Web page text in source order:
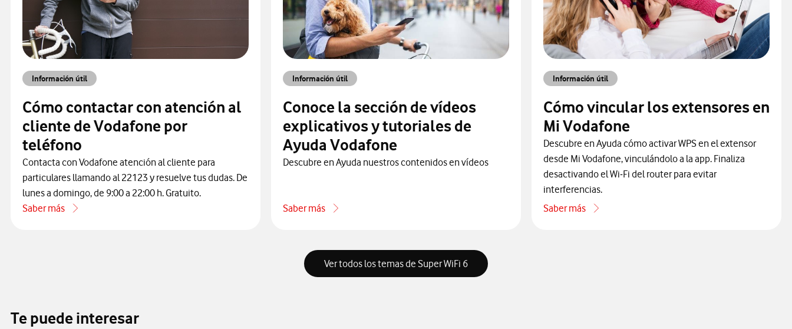
Información útil
Cómo contactar con atención al
cliente de Vodafone por
teléfono
Contacta con Vodafone atención al cliente para
particulares llamando al 22123 y resuelve tus dudas. De
lunes a domingo, de 9:00 a 22:00 h. Gratuito.
Saber más
acerca de Cómo contactar con atención al cliente de Vodafone por teléfono
Información útil
Conoce la sección de vídeos
explicativos y tutoriales de
Ayuda Vodafone
Descubre en Ayuda nuestros contenidos en vídeos
Saber más
acerca de Conoce la sección de vídeos explicativos y tutoriales de Ayuda Vodafone
Información útil
Cómo vincular los extensores en
Mi Vodafone
Descubre en Ayuda cómo activar WPS en el extensor
desde Mi Vodafone, vinculándolo a la app. Finaliza
desactivando el Wi‑Fi del router para evitar
interferencias.
Saber más
acerca de Cómo vincular los extensores en Mi Vodafone
Ver todos los temas de Super WiFi 6
Te puede interesar